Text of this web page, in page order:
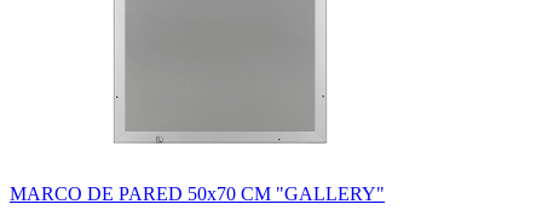
MARCO DE PARED 50x70 CM "GALLERY"